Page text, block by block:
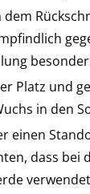
dem
Platz und
in den
einen
dass bei